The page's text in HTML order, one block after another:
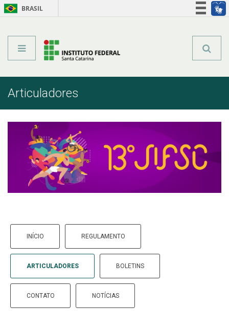
BRASIL
Articuladores
INÍCIO REGULAMENTO
ARTICULADORES BOLETINS
CONTATO NOTÍCIAS